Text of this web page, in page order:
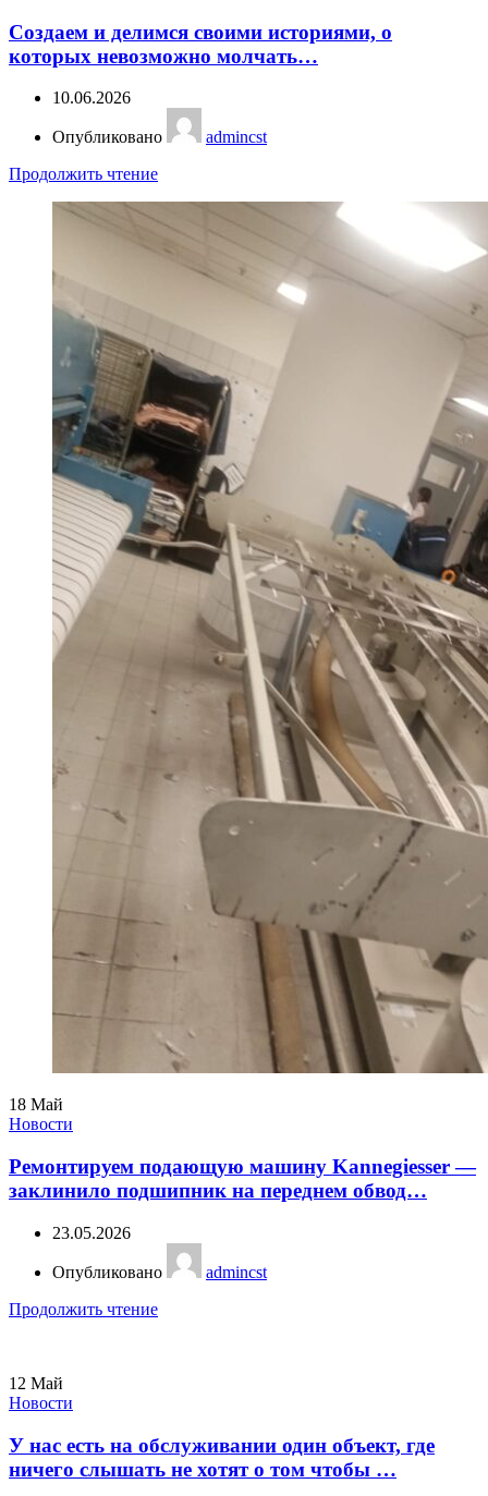
Создаем и делимся своими историями, о
которых невозможно молчать…
10.06.2026
Опубликовано
admincst
Продолжить чтение
18 Май
Новости
Ремонтируем подающую машину Kannegiesser —
заклинило подшипник на переднем обвод…
23.05.2026
Опубликовано
admincst
Продолжить чтение
12 Май
Новости
У нас есть на обслуживании один объект, где
ничего слышать не хотят о том чтобы …